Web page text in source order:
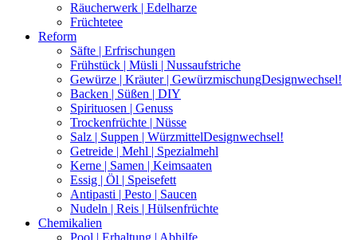
Räucherwerk | Edelharze
Früchtetee
Reform
Säfte | Erfrischungen
Frühstück | Müsli | Nussaufstriche
Gewürze | Kräuter | GewürzmischungDesignwechsel!
Backen | Süßen | DIY
Spirituosen | Genuss
Trockenfrüchte | Nüsse
Salz | Suppen | WürzmittelDesignwechsel!
Getreide | Mehl | Spezialmehl
Kerne | Samen | Keimsaaten
Essig | Öl | Speisefett
Antipasti | Pesto | Saucen
Nudeln | Reis | Hülsenfrüchte
Chemikalien
Pool | Erhaltung | Abhilfe